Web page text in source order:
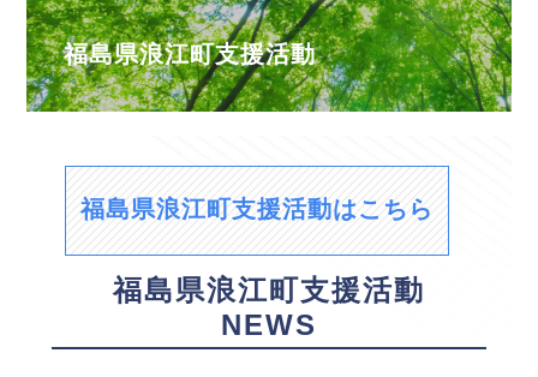
福島県浪江町支援活動
福島県浪江町支援活動はこちら
福島県浪江町支援活動
NEWS